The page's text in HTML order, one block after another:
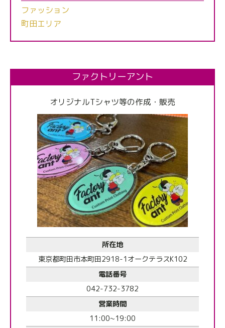
ファッション
町田エリア
ファクトリーアント
オリジナルTシャツ等の作成・販売
所在地
東京都町田市本町田2918-1オークテラスK102
電話番号
042-732-3782
営業時間
11:00~19:00